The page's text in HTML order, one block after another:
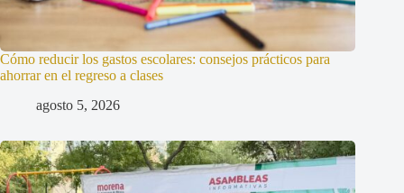
Cómo reducir los gastos escolares: consejos prácticos para
ahorrar en el regreso a clases
agosto 5, 2026